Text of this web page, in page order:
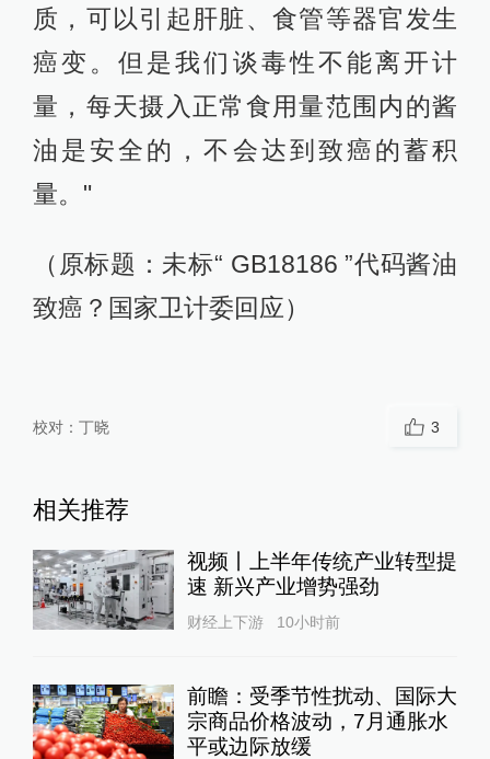
质，可以引起肝脏、食管等器官发生
癌变。但是我们谈毒性不能离开计
量，每天摄入正常食用量范围内的酱
油是安全的，不会达到致癌的蓄积
量。"
（原标题：未标“ GB18186 ”代码酱油
致癌？国家卫计委回应）
校对： 丁晓 3
相关推荐
视频丨上半年传统产业转型提
速 新兴产业增势强劲
财经上下游 10小时前
前瞻：受季节性扰动、国际大
宗商品价格波动，7月通胀水
平或边际放缓